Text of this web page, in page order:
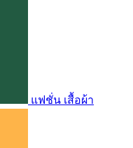
แฟชั่น เสื้อผ้า